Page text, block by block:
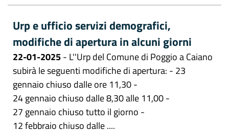
Urp e ufficio servizi demografici,
modifiche di apertura in alcuni giorni
22-01-2025- L''Urp del Comune di Poggio a Caiano
subirà le seguenti modifiche di apertura: - 23
gennaio chiuso dalle ore 11,30 -
24 gennaio chiuso dalle 8,30 alle 11,00 -
27 gennaio chiuso tutto il giorno -
12 febbraio chiuso dalle ....